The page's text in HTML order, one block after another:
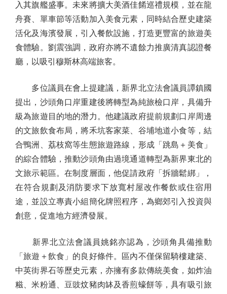
入其旗艦盛事。未來將擴大美酒佳餚巡禮規模，並在龍
舟賽、單車節等活動加入美食元素，同時結合歷史建築
活化及海濱發展，引入餐飲設施，打造更豐富的旅遊美
食體驗。劉震強調，政府亦將不遺餘力推廣清真認證餐
廳，以吸引穆斯林高端旅客。
多位議員在會上提建議，新界北立法會議員譚鎮國
提出，沙頭角口岸重建後將轉型為純旅檢口岸，具備升
級為旅遊目的地的潛力。他建議政府提前規劃口岸周邊
的文旅飲食布局，將禾坑客家菜、谷埔地道小食等，結
合鴨洲、荔枝窩等生態旅遊路線，形成「跳島＋美食」
的綜合體驗，推動沙頭角由過境通道轉型為新界東北的
文旅示範區。在制度層面，他促請政府「拆牆鬆綁」，
在符合規劃及消防要求下放寬村屋改作餐飲或住宿用
途，並設立專責小組簡化牌照程序，為鄉郊引入投資與
創意，促進地方經濟發展。
新界北立法會議員姚銘亦認為，沙頭角具備推動
「旅遊＋飲食」的良好條件。區內不僅保留騎樓建築、
中英街界石等歷史元素，亦擁有多款傳統美食，如炸油
糍、米粉通、豆豉炆豬肉缽及香煎蠔餅等，具有吸引旅